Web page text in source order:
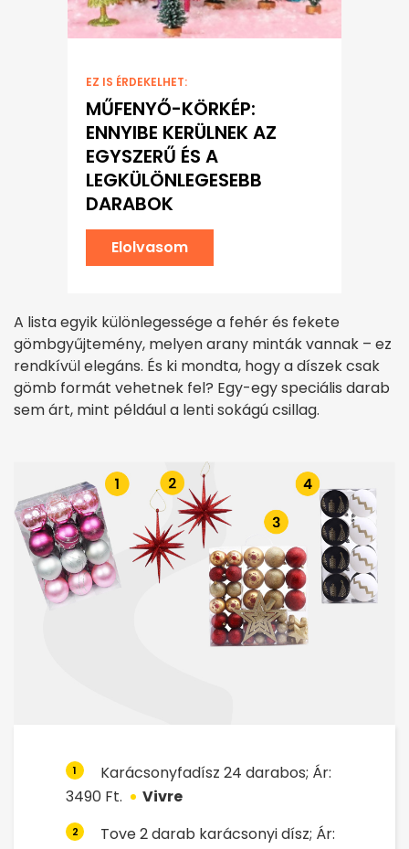
EZ IS ÉRDEKELHET:
MŰFENYŐ-KÖRKÉP:
ENNYIBE KERÜLNEK AZ
EGYSZERŰ ÉS A
LEGKÜLÖNLEGESEBB
DARABOK
Elolvasom
A lista egyik különlegessége a fehér és fekete
gömbgyűjtemény, melyen arany minták vannak – ez
rendkívül elegáns. És ki mondta, hogy a díszek csak
gömb formát vehetnek fel? Egy-egy speciális darab
sem árt, mint például a lenti sokágú csillag.
1
Karácsonyfadísz 24 darabos; Ár:
3490 Ft.
Vivre
2
Tove 2 darab karácsonyi dísz; Ár: